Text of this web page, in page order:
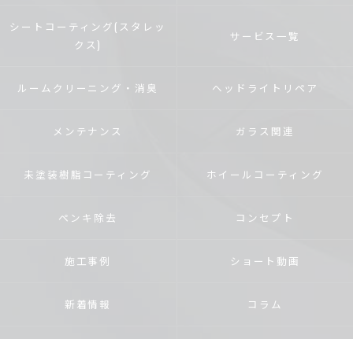
シートコーティング(スタレッ
クス)
サービス一覧
ルームクリーニング・消臭 ヘッドライトリペア
メンテナンス ガラス関連
未塗装樹脂コーティング ホイールコーティング
ペンキ除去 コンセプト
施工事例 ショート動画
新着情報 コラム